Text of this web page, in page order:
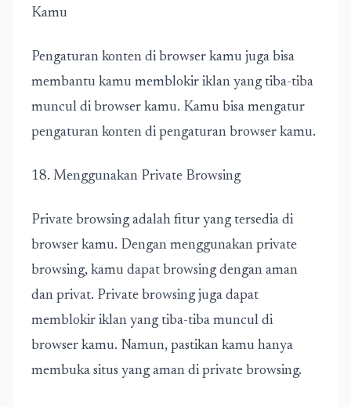
Kamu
Pengaturan konten di browser kamu juga bisa
membantu kamu memblokir iklan yang tiba-tiba
muncul di browser kamu. Kamu bisa mengatur
pengaturan konten di pengaturan browser kamu.
18. Menggunakan Private Browsing
Private browsing adalah fitur yang tersedia di
browser kamu. Dengan menggunakan private
browsing, kamu dapat browsing dengan aman
dan privat. Private browsing juga dapat
memblokir iklan yang tiba-tiba muncul di
browser kamu. Namun, pastikan kamu hanya
membuka situs yang aman di private browsing.